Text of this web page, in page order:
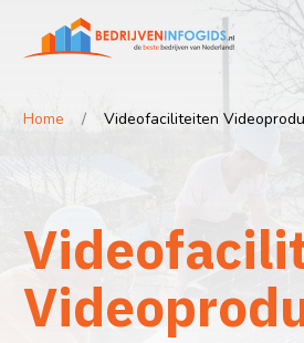
Home Videofaciliteiten